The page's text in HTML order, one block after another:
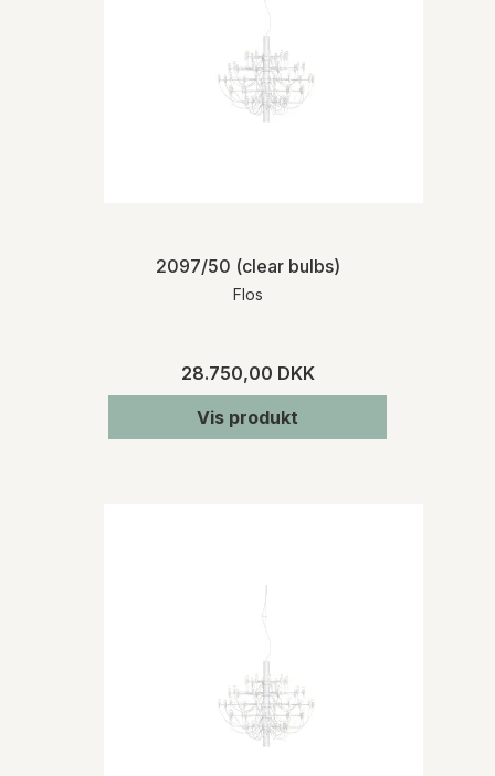
2097/50 (clear bulbs)
Flos
28.750,00 DKK
Vis produkt